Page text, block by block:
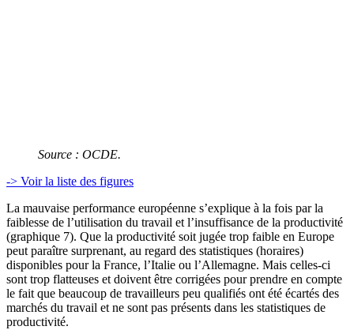
Source : OCDE.
-> Voir la liste des figures
La mauvaise performance européenne s’explique à la fois par la
faiblesse de l’utilisation du travail et l’insuffisance de la productivité
(graphique 7). Que la productivité soit jugée trop faible en Europe
peut paraître surprenant, au regard des statistiques (horaires)
disponibles pour la France, l’Italie ou l’Allemagne. Mais celles-ci
sont trop flatteuses et doivent être corrigées pour prendre en compte
le fait que beaucoup de travailleurs peu qualifiés ont été écartés des
marchés du travail et ne sont pas présents dans les statistiques de
productivité.